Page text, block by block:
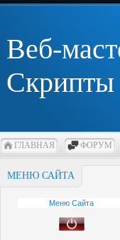
Веб-
ГЛАВНАЯ ФОРУМ
МЕНЮ САЙТА
Меню Сайта